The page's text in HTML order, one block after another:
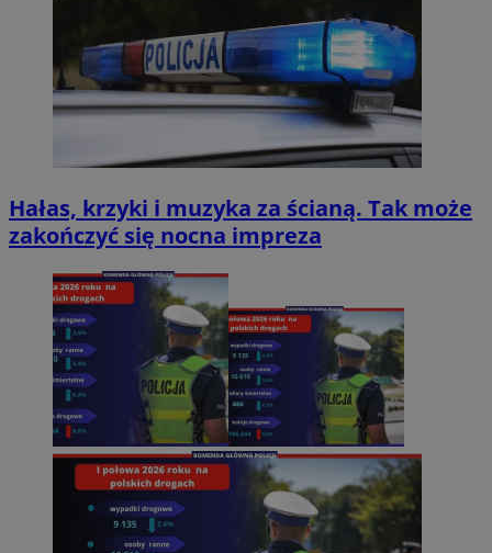
Hałas, krzyki i muzyka za ścianą. Tak może
zakończyć się nocna impreza